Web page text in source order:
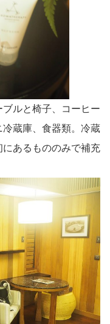
ルと椅子、コーヒー
冷蔵庫、食器類。冷蔵
あるもののみで補充